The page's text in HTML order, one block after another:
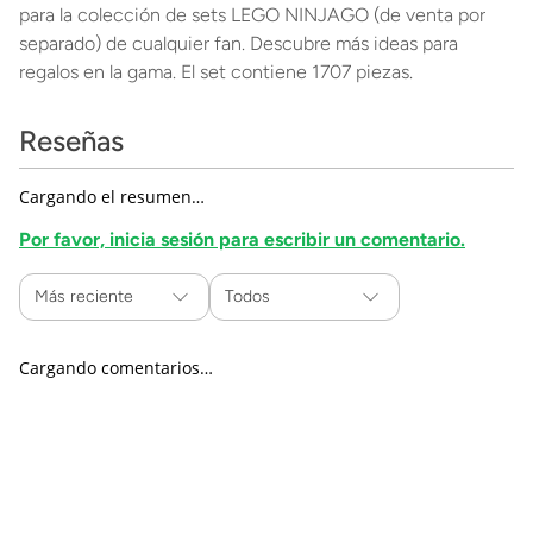
para la colección de sets LEGO NINJAGO (de venta por
separado) de cualquier fan. Descubre más ideas para
regalos en la gama. El set contiene 1707 piezas.
Reseñas
Cargando el resumen…
Por favor, inicia sesión para escribir un comentario.
Más reciente Todos
Cargando comentarios…